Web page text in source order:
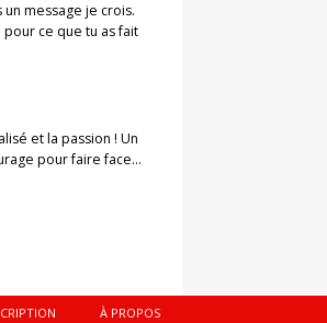
message je crois.
pour ce que tu as fait
et la passion ! Un
pour faire face…
À PROPOS